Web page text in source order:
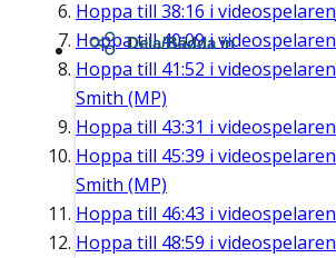
Hoppa till 38:16 i videospelaren
Hoppa till40:09i videospelaren
Hoppa till 41:52 i videospelaren
Smith (MP)
Hoppa till 43:31 i videospelaren
Hoppa till 45:39 i videospelaren
Smith (MP)
Hoppa till 46:43 i videospelaren
Hoppa till 48:59 i videospelaren
Dela/Bädda in